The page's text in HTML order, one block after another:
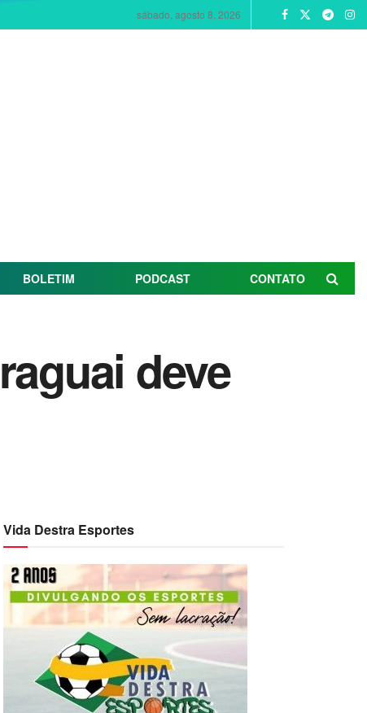
sábado, agosto 8, 2026
BOLETIM PODCAST CONTATO
deve
Vida Destra Esportes